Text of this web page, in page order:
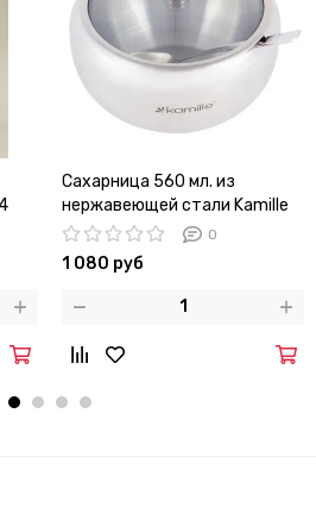
Сахарница 560 мл. из
нержавеющей стали Kamille
KM-7003 с ложечкой и
стеклянной крышкой
0
1 080 руб